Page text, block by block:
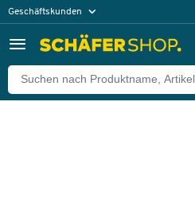
Geschäftskunden
Zurück